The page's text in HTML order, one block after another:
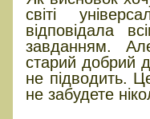
світі
відповідала
завданням.
старий добрий
не підводить.
не забудете